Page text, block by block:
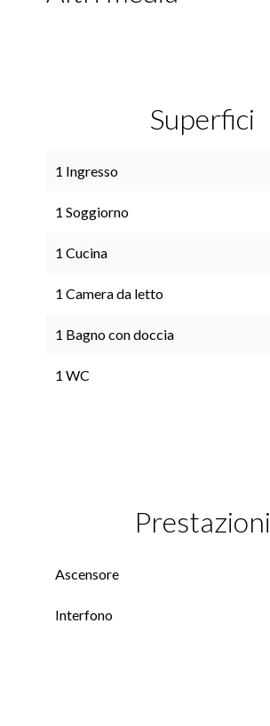
Superfici
1 Ingresso
1 Soggiorno
1 Cucina
1 Camera da letto
1 Bagno con doccia
1 WC
Prestazioni
Ascensore
Interfono